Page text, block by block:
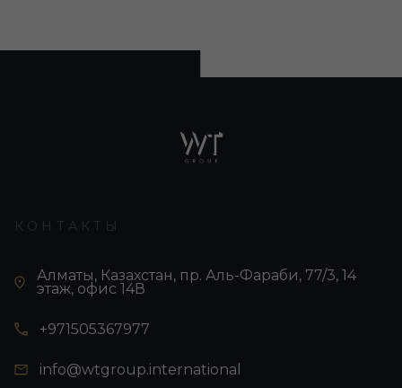
КОНТАКТЫ
Алматы, Казахстан, пр. Аль-Фараби, 77/3, 14
этаж, офис 14В
+971505367977
info@wtgroup.international